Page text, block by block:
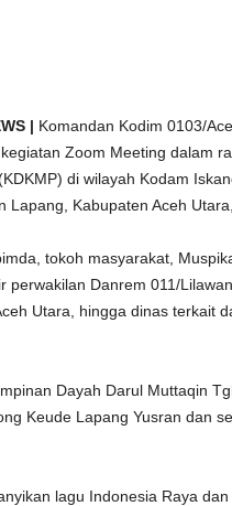
| Komandan Kodim 0103/
Zoom Meeting dalam
di wilayah Kodam
Kabupaten Aceh
tokoh masyarakat,
perwakilan Danrem 011/
Utara, hingga dinas terkait
Dayah Darul Muttaqin
Keude Lapang Yusran dan
lagu Indonesia Raya